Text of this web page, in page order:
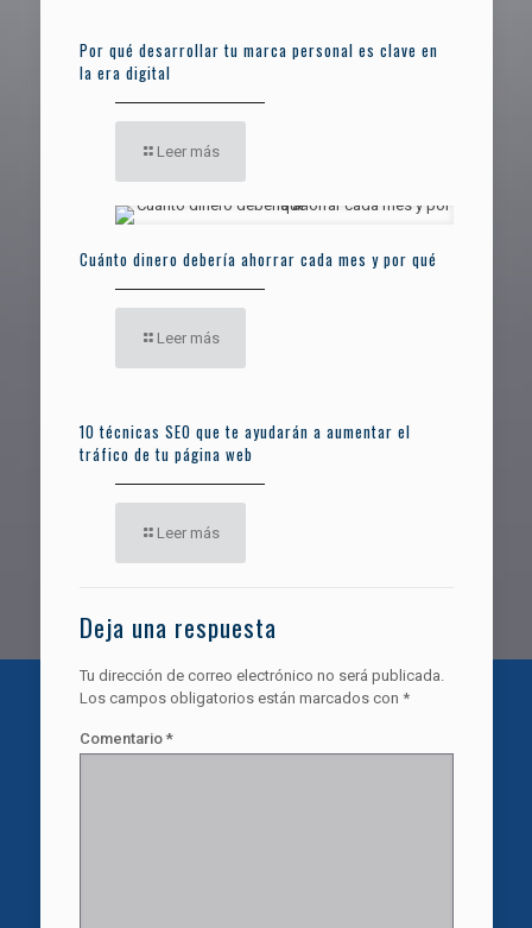
Por qué desarrollar tu marca personal es clave en
la era digital
Leer más
Cuánto dinero debería ahorrar cada mes y por qué
Leer más
10 técnicas SEO que te ayudarán a aumentar el
tráfico de tu página web
Leer más
Deja una respuesta
Tu dirección de correo electrónico no será publicada.
Los campos obligatorios están marcados con *
Comentario *